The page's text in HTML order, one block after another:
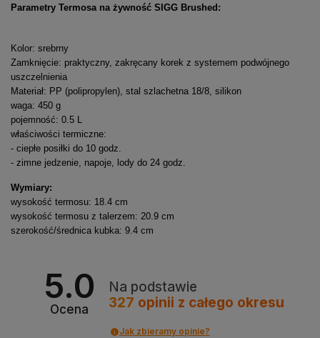
Parametry Termosa na żywność SIGG Brushed:
Kolor: srebrny
Zamknięcie: praktyczny, zakręcany korek z systemem podwójnego
uszczelnienia
Materiał: PP (polipropylen), stal szlachetna 18/8, silikon
waga: 450 g
pojemność: 0.5 L
właściwości termiczne:
- ciepłe posiłki do 10 godz.
- zimne jedzenie, napoje, lody do 24 godz.
Wymiary:
wysokość termosu: 18.4 cm
wysokość termosu z talerzem: 20.9 cm
szerokość/średnica kubka: 9.4 cm
5.0
Ocena
Na podstawie
327 opinii z całego okresu
Jak zbieramy opinie?